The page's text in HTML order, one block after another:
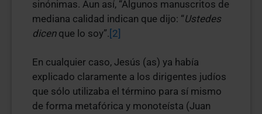
sinónimas. Aun así, “Algunos manuscritos de
mediana calidad indican que dijo: “Ustedes
dicenque lo soy”. [2]
En cualquier caso, Jesús (as) ya había
explicado claramente a los dirigentes judíos
que sólo utilizaba el término para sí mismo
de forma metafórica y monoteísta (Juan